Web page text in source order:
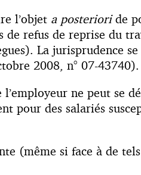
l’objet a posterioride
de refus de reprise du
La jurisprudence
2008, n° 07-43740).
ne peut se
pour des salariés
(même si face à de